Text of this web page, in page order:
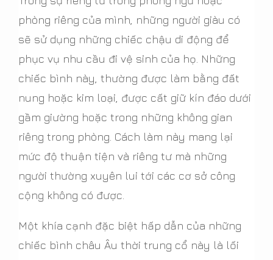
phòng riêng của mình, những người giàu có
sẽ sử dụng những chiếc chậu di động để
phục vụ nhu cầu đi vệ sinh của họ. Những
chiếc bình này, thường được làm bằng đất
nung hoặc kim loại, được cất giữ kín đáo dưới
gầm giường hoặc trong những không gian
riêng trong phòng. Cách làm này mang lại
mức độ thuận tiện và riêng tư mà những
người thường xuyên lui tới các cơ sở công
cộng không có được.
Một khía cạnh đặc biệt hấp dẫn của những
chiếc bình châu Âu thời trung cổ này là lối